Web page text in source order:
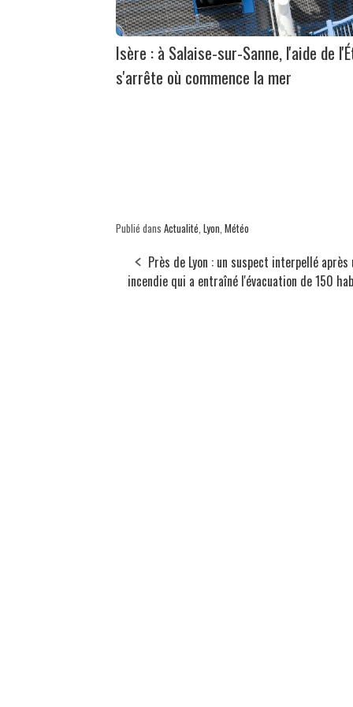
Isère : à Salaise-sur-Sanne, l'aide de
s'arrête où commence la mer
Publié dans Actualité Lyon Météo
Près de Lyon : un suspect interpellé après
incendie qui a entraîné l'évacuation de 150